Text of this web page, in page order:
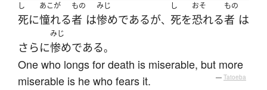
し
死に
あこが
憧れる
もの
者 は
みじ
惨めであるが、
し
死を
おそ
恐れる
もの
者 は
さらに
みじ
惨めである。
One who longs for death is miserable, but more
miserable is he who fears it.
— Tatoeba